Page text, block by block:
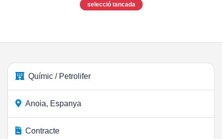
selecció tancada
Químic / Petrolifer
Anoia, Espanya
Contracte